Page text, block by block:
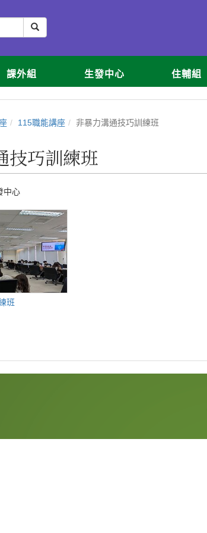
課外組 生發中心 住輔組
115職能講座 非暴力溝通技巧訓練班
技巧訓練班
中心
班